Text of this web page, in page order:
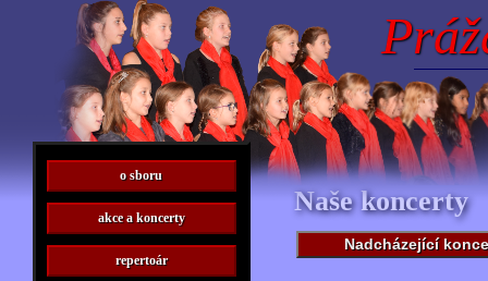
Naše koncerty
Nadcházející
o sboru
akce a koncerty
repertoár